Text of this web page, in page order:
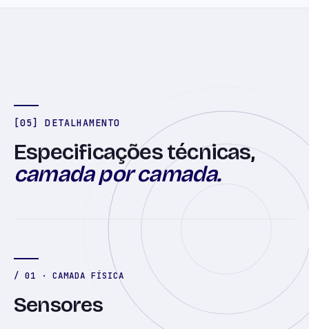
[05] DETALHAMENTO
Especificações técnicas,
camada por camada.
/ 01 · CAMADA FÍSICA
Sensores